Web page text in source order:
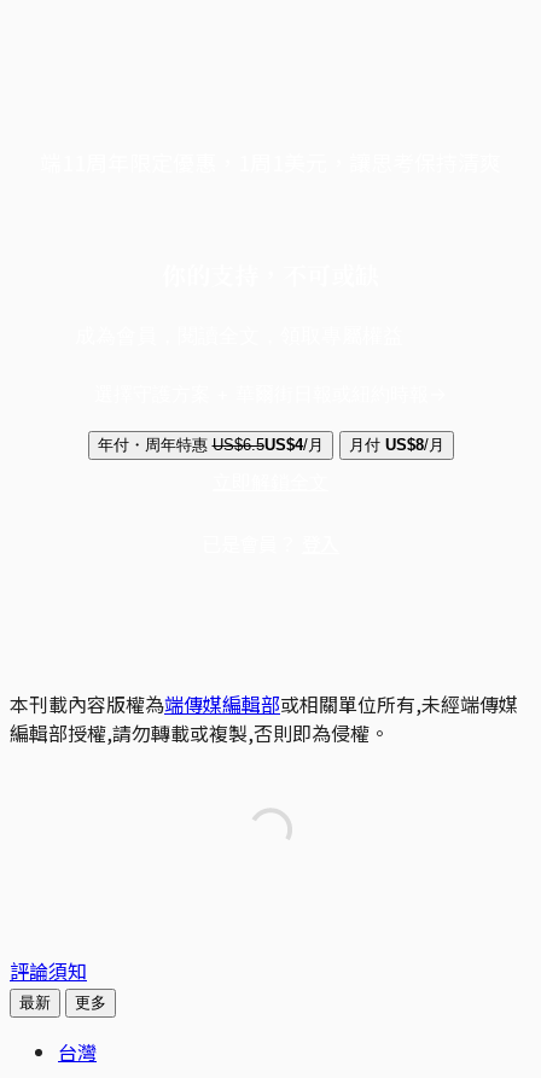
年付・周年特惠 US$6.5US$4/月 月付 US$8/月
本刊載內容版權為端傳媒編輯部或相關單位所有,未經端傳媒
編輯部授權,請勿轉載或複製,否則即為侵權。
評論須知
最新 更多
台灣